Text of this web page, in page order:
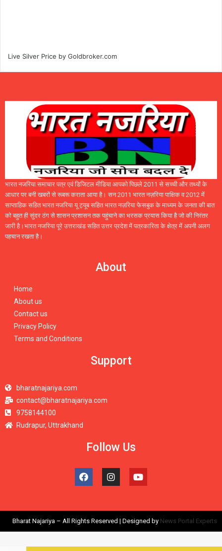
Live Silver Price by Goldbroker.com
भारत नजरिया समाचार पत्र एवं डिजिटल मीडिया आपको पिछले 2011 से सच्ची और तथ्यों के
आधार पर बनी खबरों से रूबरू कराता आया है। सन 2011 भारत नज़रिया पाक्षिक व 2012 में
साप्ताहिक सहित भारत नजरिया यू ट्यूब सहित भारत नज़रिया फेसबुक के माध्यम के जनता की बात
को बहुत ही सुंदर ठंग से शासन प्रशासन तक पहुंचाने का भरसक प्रयास किया है जो की निरंतर
जारी है।भारत नजरिया पूरे उत्तराखंड सहित उत्तर प्रदेश में पत्रकारिता के क्षेत्र में अपनी अलग
पहचान रखता है।
About
Home
About us
Contact us
Privacy Policy
Terms and Conditions
Support
bharatnajariya.com
contact@bharatnajariya.com
9758144100
Rudrapur, Uttrakhand
Follow Us
Bharat Najariya – All Rights Reserved | Designed by News Portal Experts